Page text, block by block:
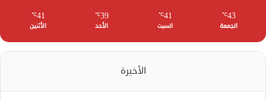
43
℃
الجمعة
41
℃
السبت
39
℃
الأحد
41
℃
الأثنين
الأخيرة